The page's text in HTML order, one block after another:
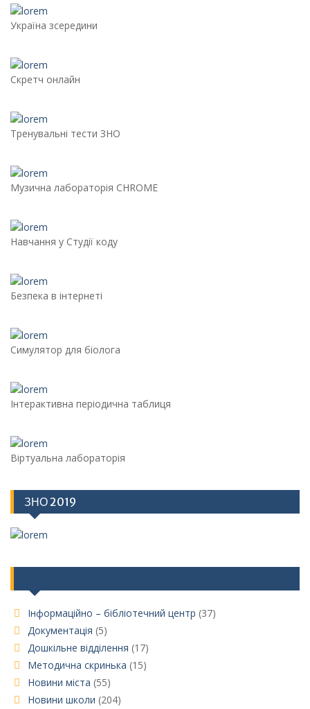
Україна зсередини
Скретч онлайн
Тренувальні тести ЗНО
Музична лабораторія CHROME
Навчання у Студії коду
Безпека в інтернеті
Симулятор для біолога
Інтерактивна періодична таблиця
Віртуальна лабораторія
ЗНО 2019
Інформаційно – бібліотечний центр (37)
Документація (5)
Дошкільне відділення (17)
Методична скринька (15)
Новини міста (55)
Новини школи (204)